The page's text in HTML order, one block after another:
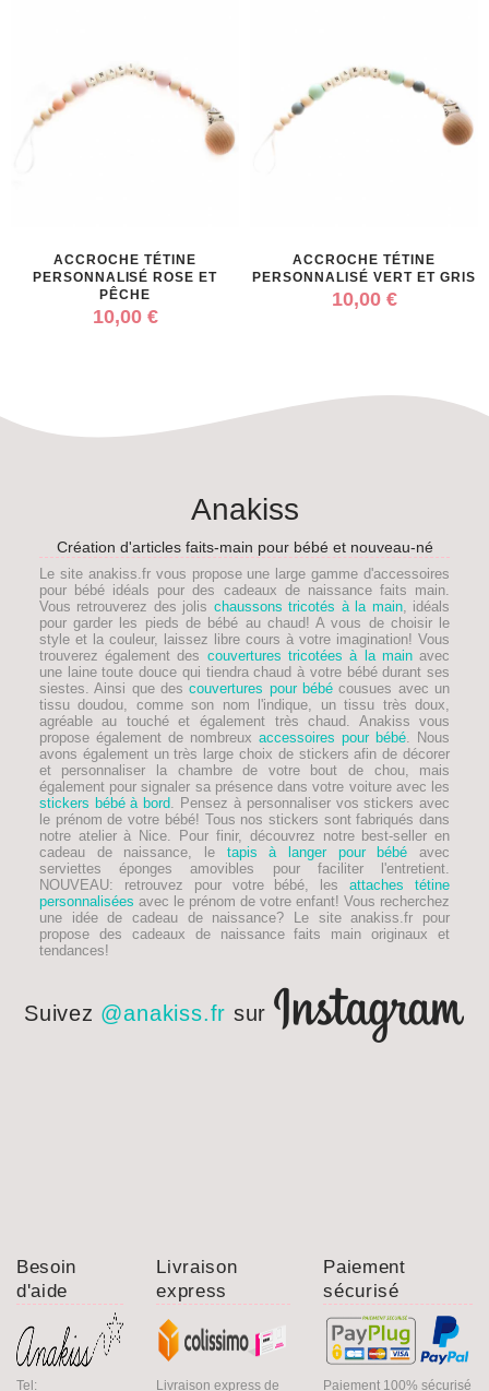
ACCROCHE TÉTINE
PERSONNALISÉ ROSE ET
PÊCHE
10,00 €
ACCROCHE TÉTINE
PERSONNALISÉ VERT ET GRIS
10,00 €
Anakiss
Création d'articles faits-main pour bébé et nouveau-né
Le site anakiss.fr vous propose une large gamme d'accessoires
pour bébé idéals pour des cadeaux de naissance faits main.
Vous retrouverez des jolis chaussons tricotés à la main, idéals
pour garder les pieds de bébé au chaud! A vous de choisir le
style et la couleur, laissez libre cours à votre imagination! Vous
trouverez également des couvertures tricotées à la mainavec
une laine toute douce qui tiendra chaud à votre bébé durant ses
siestes. Ainsi que descouvertures pour bébé cousues avec un
tissu doudou, comme son nom l'indique, un tissu très doux,
agréable au touché et également très chaud. Anakiss vous
propose également de nombreuxaccessoires pour bébé. Nous
avons également un très large choix de stickers afin de décorer
et personnaliser la chambre de votre bout de chou, mais
également pour signaler sa présence dans votre voiture avec les
stickers bébé à bord. Pensez à personnaliser vos stickers avec
le prénom de votre bébé! Tous nos stickers sont fabriqués dans
notre atelier à Nice. Pour finir, découvrez notre best-seller en
cadeau de naissance, le tapis à langer pour bébé avec
serviettes éponges amovibles pour faciliter l'entretient.
NOUVEAU: retrouvez pour votre bébé, lesattaches tétine
personnalisées avec le prénom de votre enfant! Vous recherchez
une idée de cadeau de naissance? Le site anakiss.fr pour
propose des cadeaux de naissance faits main originaux et
tendances!
Suivez @anakiss.fr sur
Besoin
d'aide
Tel:
Livraison
express
Livraison express de
Paiement
sécurisé
Paiement 100% sécurisé